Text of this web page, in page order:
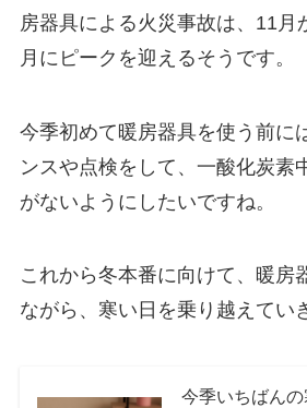
房器具による火災事故は、11月
月にピークを迎えるそうです。
今季初めて暖房器具を使う前に
ンスや点検をして、一酸化炭素
がないようにしたいですね。
これから冬本番に向けて、暖房
ながら、寒い日を乗り越えてい
今季いちばん